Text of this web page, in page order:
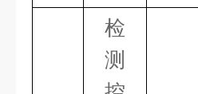
检
测